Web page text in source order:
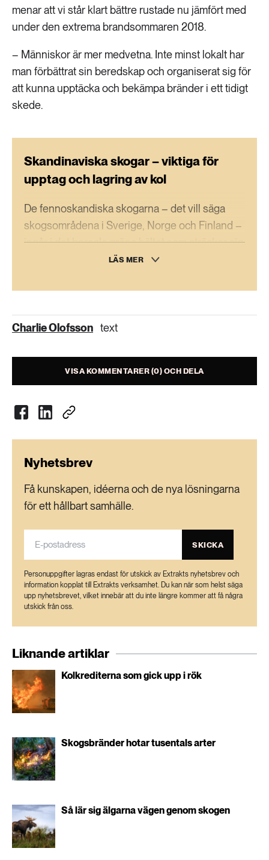
menar att vi står klart bättre rustade nu jämfört med
under den extrema brandsommaren 2018.
– Människor är mer medvetna. Inte minst lokalt har
man förbättrat sin beredskap och organiserat sig för
att kunna upptäcka och bekämpa bränder i ett tidigt
skede.
Skandinaviska skogar – viktiga för
upptag och lagring av kol
De fennoskandiska skogarna – det vill säga
skogsområdena i Sverige, Norge och Finland –
ingår i det boreala gröna bältet som sträcker sig
från Skandinavien över Sibirien och vidare in i
jordens största kollager, hur väl kolinlagringen i
ett klimatperspektiv.
Mer om kolinlagring och brandskadade
after the flames die – new study
managed Nordic boreal forest – ScienceDirect
LÄS MER
Charlie Olofsson text
VISA KOMMENTARER (0) OCH DELA
Nyhetsbrev
Få kunskapen, idéerna och de nya lösningarna
för ett hållbart samhälle.
SKICKA
Personuppgifter lagras endast för utskick av Extrakts nyhetsbrev och
information kopplat till Extrakts verksamhet. Du kan när som helst säga
upp nyhetsbrevet, vilket innebär att du inte längre kommer att få några
utskick från oss.
Liknande artiklar
Kolkrediterna som gick upp i rök
Skogsbränder hotar tusentals arter
Så lär sig älgarna vägen genom skogen